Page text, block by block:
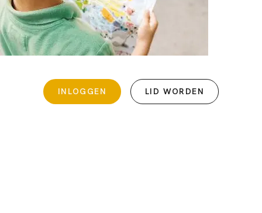
INLOGGEN LID WORDEN